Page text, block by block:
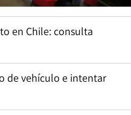
en Chile: consulta
de vehículo e intentar